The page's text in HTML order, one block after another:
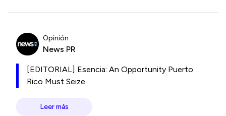
Opinión
News PR
[EDITORIAL] Esencia: An Opportunity Puerto
Rico Must Seize
Leer más